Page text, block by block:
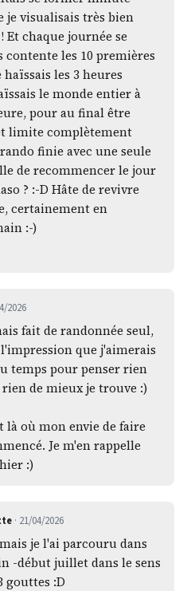
je visualisais très bien
Et chaque journée se
contente les 10 premières
les 3 heures
le monde entier à
pour au final être
limite complètement
finie avec une seule
de recommencer le jour
? :-D Hâte de revivre
certainement en
:-)
2026
fait de randonnée seul,
que j'aimerais
temps pour penser rien
de mieux je trouve :)
là où mon envie de faire
Je m'en rappelle
:)
· 21/04/2026
je l'ai parcouru dans
-début juillet dans le sens
gouttes :D